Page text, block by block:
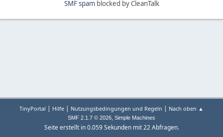
SMF spamblocked by CleanTalk
TinyPortal | Hilfe | Nutzungsbedingungen und Regeln | Nach oben ▲
SMF 2.1.7 © 2026, Simple Machines
Seite erstellt in 0.059 Sekunden mit 22 Abfragen.